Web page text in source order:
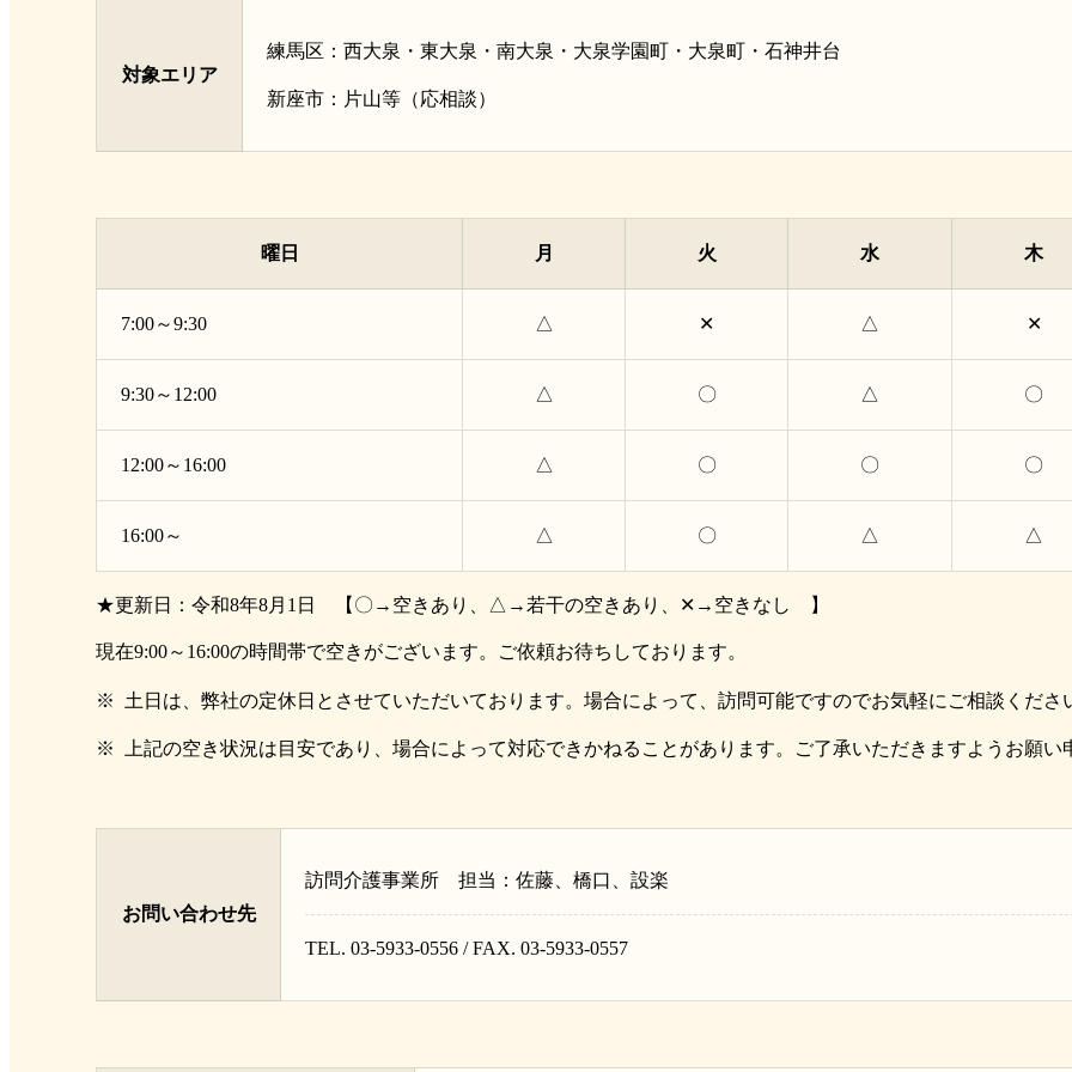
対象エリア
練馬区：西大泉・東大泉・南大泉・大泉学園町・大泉町・石神井台
新座市：片山等（応相談）
曜日 月 火 水 木
7:00～9:30 △ ✕ △ ✕
9:30～12:00
△ 〇 △ 〇
12:00～16:00 △ 〇 〇 〇
16:00～
△ 〇 △ △
★更新日：令和8年8月1日 【〇→空きあり、△→若干の空きあり、✕→空きなし 】
現在9:00～16:00の時間帯で空きがございます。ご依頼お待ちしております。
土日は、弊社の定休日とさせていただいております。場合によって、訪問可能ですのでお気軽にご相談くださ
上記の空き状況は目安であり、場合によって対応できかねることがあります。ご了承いただきますようお願い
お問い合わせ先
訪問介護事業所担当：佐藤、橋口、設楽
TEL.03-5933-0556 / FAX. 03-5933-0557